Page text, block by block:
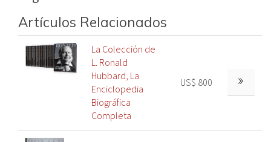
Artículos Relacionados
La Colección de
L. Ronald
Hubbard, La
Enciclopedia
Biográfica
Completa
US$ 800